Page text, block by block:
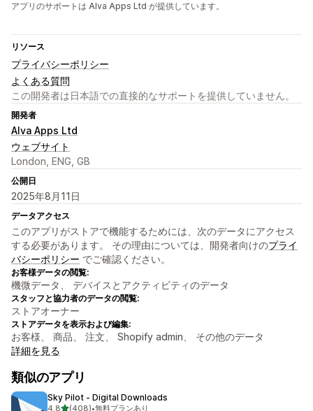
アプリのサポートは Alva Apps Ltd が提供しています。
リソース
プライバシーポリシー
よくある質問
この開発者は日本語での直接的なサポートを提供していません。
開発者
Alva Apps Ltd
ウェブサイト
London, ENG, GB
公開日
2025年8月11日
データアクセス
このアプリがストアで機能するためには、次のデータにアクセス
する必要があります。 その理由については、開発者向けのプライ
バシーポリシー でご確認ください。
お客様データの閲覧:
機微データ、 デバイスとアクティビティのデータ
スタッフと協力者のデータの閲覧:
ストアオーナー
ストアデータを表示および編集:
お客様、 商品、 注文、 Shopify admin、 その他のデータ
詳細を見る
類似のアプリ
Sky Pilot ‑ Digital Downloads
4.85つ星中
(408)•無料プランあり